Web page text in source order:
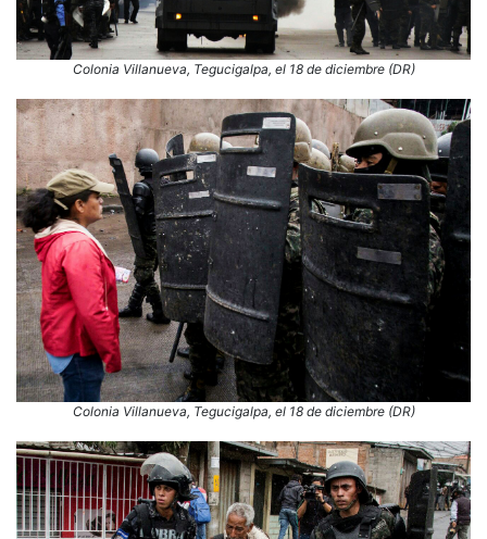
Colonia Villanueva, Tegucigalpa, el 18 de diciembre (DR)
Colonia Villanueva, Tegucigalpa, el 18 de diciembre (DR)